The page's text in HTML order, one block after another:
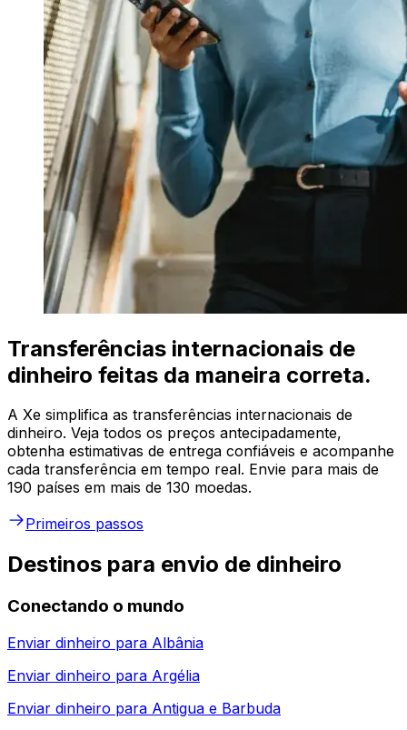
Transferências internacionais de
dinheiro feitas da maneira correta.
A Xe simplifica as transferências internacionais de
dinheiro. Veja todos os preços antecipadamente,
obtenha estimativas de entrega confiáveis e acompanhe
cada transferência em tempo real. Envie para mais de
190 países em mais de 130 moedas.
Primeiros passos
Destinos para envio de dinheiro
Conectando o mundo
Enviar dinheiro para Albânia
Enviar dinheiro para Argélia
Enviar dinheiro para Antigua e Barbuda